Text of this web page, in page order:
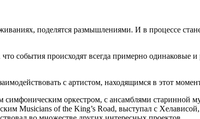
поделятся размышлениями. И в процессе
события происходят всегда примерно одинаковые
с артистом, находящимся в этот
оркестром, с ансамблями старинной
Musicians of the King’s Road, выступал с